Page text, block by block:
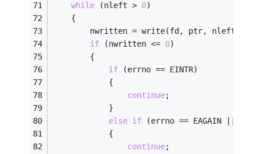
while (nleft > 0)
	{
		nwritten = write(fd, ptr, nleft);
if (nwritten <= 0)
		{
if (errno == EINTR)
			{
continue;
			}
else if (errno == EAGAIN || errno
			{
continue;